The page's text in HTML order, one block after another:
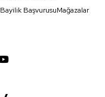
Bayilik BaşvurusuMağazalar